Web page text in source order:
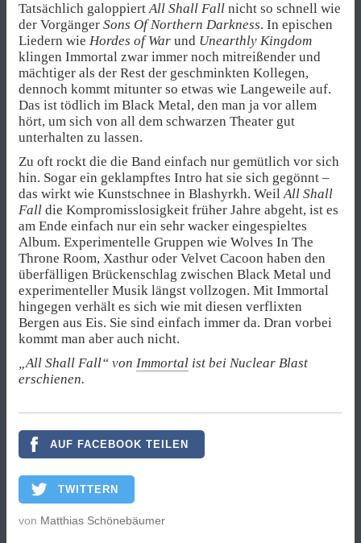
Tatsächlich galoppiertAll Shall Fall nicht so schnell wie
der Vorgänger Sons Of Northern Darkness. In epischen
Liedern wie Hordes of War und Unearthly Kingdom
klingen Immortal zwar immer noch mitreißender und
mächtiger als der Rest der geschminkten Kollegen,
dennoch kommt mitunter so etwas wie Langeweile auf.
Das ist tödlich im Black Metal, den man ja vor allem
hört, um sich von all dem schwarzen Theater gut
unterhalten zu lassen.
Zu oft rockt die die Band einfach nur gemütlich vor sich
hin. Sogar ein geklampftes Intro hat sie sich gegönnt –
das wirkt wie Kunstschnee in Blashyrkh. WeilAll Shall
Fall die Kompromisslosigkeit früher Jahre abgeht, ist es
am Ende einfach nur ein sehr wacker eingespieltes
Album. Experimentelle Gruppen wie Wolves In The
Throne Room, Xasthur oder Velvet Cacoon haben den
überfälligen Brückenschlag zwischen Black Metal und
experimenteller Musik längst vollzogen. Mit Immortal
hingegen verhält es sich wie mit diesen verflixten
Bergen aus Eis. Sie sind einfach immer da. Dran vorbei
kommt man aber auch nicht.
„All Shall Fall“ von Immortal ist bei Nuclear Blast
erschienen.
AUF FACEBOOK TEILEN
TWITTERN
von Matthias Schönebäumer